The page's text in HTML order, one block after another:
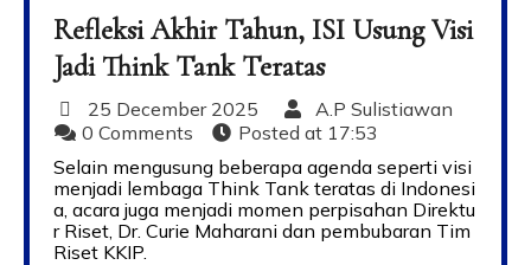
Refleksi Akhir Tahun, ISI Usung Visi
Jadi Think Tank Teratas
25 December 2025
A.P Sulistiawan
0 Comments
Posted at 17:53
Selain mengusung beberapa agenda seperti visi
menjadi lembaga Think Tank teratas di Indonesi
a, acara juga menjadi momen perpisahan Direktu
r Riset, Dr. Curie Maharani dan pembubaran Tim
Riset KKIP.